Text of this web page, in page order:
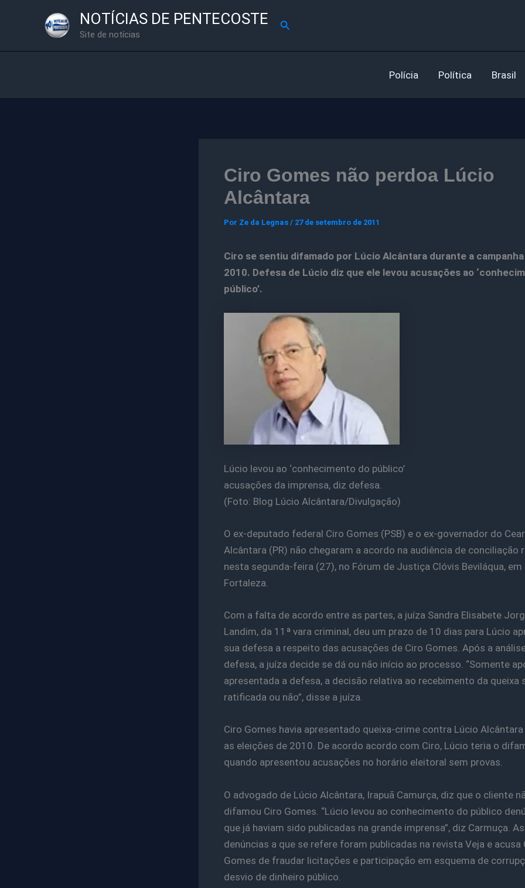
NOTÍCIAS DE PENTECOSTE
Site de notícias
Pesquisar
Polícia Política Brasil
Ciro Gomes não perdoa Lúcio
Alcântara
Por Ze da Legnas / 27 de setembro de 2011
Ciro se sentiu difamado por Lúcio Alcântara durante a campanha
2010. Defesa de Lúcio diz que ele levou acusações ao
público’.
Lúcio levou ao ‘conhecimento do público’
acusações da imprensa, diz defesa.
(Foto: Blog Lúcio Alcântara/Divulgação)
O ex-deputado federal Ciro Gomes (PSB) e o ex-governador do
Alcântara (PR) não chegaram a acordo na audiência de conciliação
nesta segunda-feira (27), no Fórum de Justiça Clóvis Beviláqua, em
Fortaleza.
Com a falta de acordo entre as partes, a juíza Sandra Elisabete
Landim, da 11ª vara criminal, deu um prazo de 10 dias para Lúcio
sua defesa a respeito das acusações de Ciro Gomes. Após a
defesa, a juíza decide se dá ou não início ao processo. “Somente
apresentada a defesa, a decisão relativa ao recebimento da queixa
ratificada ou não”, disse a juíza.
Ciro Gomes havia apresentado queixa-crime contra Lúcio
as eleições de 2010. De acordo acordo com Ciro, Lúcio teria o
quando apresentou acusações no horário eleitoral sem provas.
O advogado de Lúcio Alcântara, Irapuã Camurça, diz que o cliente
difamou Ciro Gomes. “Lúcio levou ao conhecimento do público
que já haviam sido publicadas na grande imprensa”, diz Carmuça. As
denúncias a que se refere foram publicadas na revista Veja e acusa
Gomes de fraudar licitações e participação em esquema de
desvio de dinheiro público.